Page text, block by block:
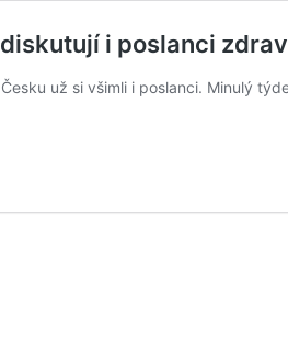
i poslanci
už si všimli i poslanci. Minulý